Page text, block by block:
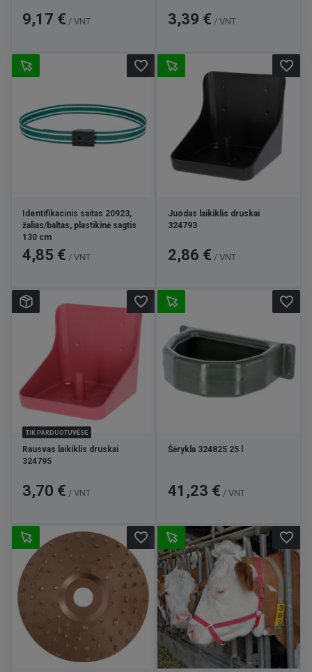
Kaina
9,17 € / VNT
Kaina
3,39 € / VNT
Identifikacinis saitas 20923,
žalias/baltas, plastikinė sagtis
130 cm
Kaina
4,85 € / VNT
favorite_border
Juodas laikiklis druskai
324793
Kaina
2,86 € / VNT
favorite_border
TIK PARDUOTUVĖSE
Rausvas laikiklis druskai
324795
Kaina
3,70 € / VNT
favorite_border
Šėrykla 324825 25 l
Kaina
41,23 € / VNT
favorite_border
favorite_border favorite_border